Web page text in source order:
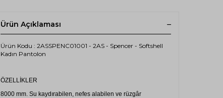
Ürün Açıklaması
Ürün Kodu : 2ASSPENC01001 - 2AS - Spencer - Softshell
Kadın Pantolon
ÖZELLİKLER
8000 mm. Su kaydırabilen, nefes alabilen ve rüzgâr